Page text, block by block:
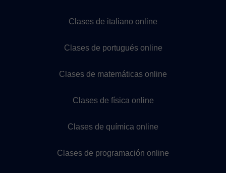
Clases de italiano online
Clases de portugués online
Clases de matemáticas online
Clases de física online
Clases de química online
Clases de programación online